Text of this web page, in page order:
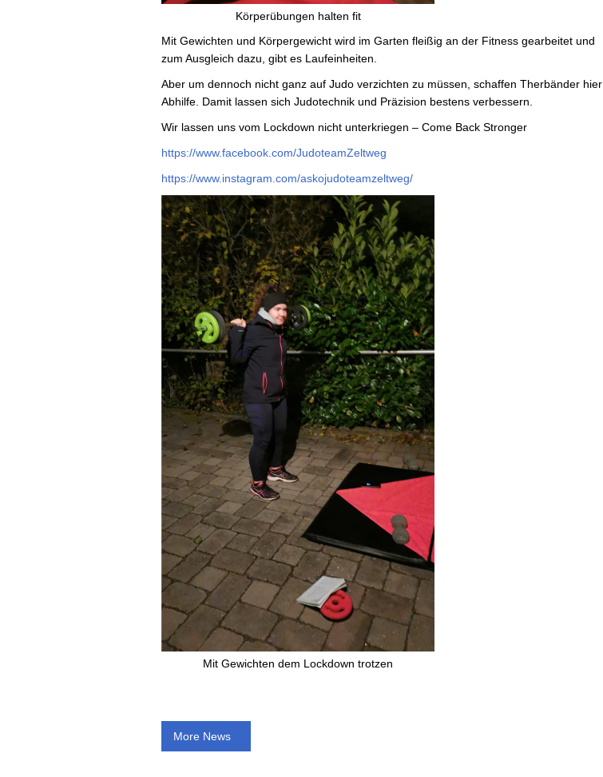
Körperübungen halten fit
Mit Gewichten und Körpergewicht wird im Garten fleißig an der Fitness gearbeitet und
zum Ausgleich dazu, gibt es Laufeinheiten.
Aber um dennoch nicht ganz auf Judo verzichten zu müssen, schaffen Therbänder hier
Abhilfe. Damit lassen sich Judotechnik und Präzision bestens verbessern.
Wir lassen uns vom Lockdown nicht unterkriegen – Come Back Stronger
https://www.facebook.com/JudoteamZeltweg
https://www.instagram.com/askojudoteamzeltweg/
Mit Gewichten dem Lockdown trotzen
More News